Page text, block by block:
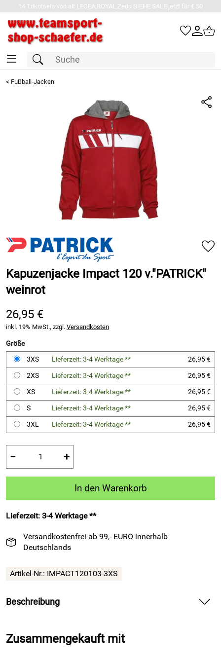
14 Trikotsets von alt.LEGEA,ROYAL,Zeus SIEHE SALE jetzt für € 50
< Fußball-Jacken
Kapuzenjacke Impact 120 v."PATRICK"
weinrot
26,95 €
inkl. 19% MwSt., zzgl. Versandkosten
Größe
3XS
Lieferzeit: 3-4 Werktage **
26,95 €
2XS
Lieferzeit: 3-4 Werktage **
26,95 €
XS
Lieferzeit: 3-4 Werktage **
26,95 €
S
Lieferzeit: 3-4 Werktage **
26,95 €
3XL
Lieferzeit: 3-4 Werktage ** 26,95 €
− +
In den Warenkorb
Lieferzeit: 3-4 Werktage **
Versandkostenfrei ab 99,- EURO innerhalb
Deutschlands
Artikel-Nr.: IMPACT120103-3XS
Beschreibung
weinrot — liefert angenehmen Tragekomfort für Training
und Freizeit.
Zusammengekauft mit